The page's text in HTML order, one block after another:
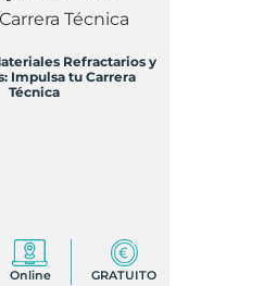
Refractarios y
Impulsa tu Carrera
Técnica
Online GRATUITO